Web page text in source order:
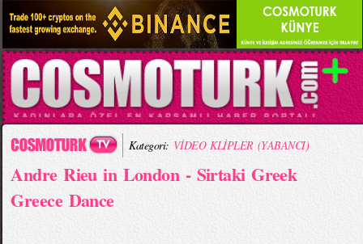
Kategori: VİDEO KLİPLER (YABANCI)
Andre Rieu in London - Sirtaki Greek
Greece Dance